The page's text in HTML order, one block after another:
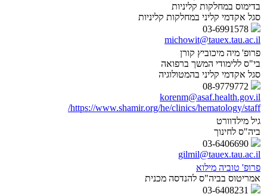
בדימוס במחלקות קליניות
סגל אקדמי קליני במחלקות קליניות
michowit@tauex.tau.ac.il
פרופ' מיה מיכוביץ קורן
בי"ס ללימודי המשך ברפואה
סגל אקדמי קליני בהמטולוגיה
korenm@asaf.health.gov.il
https://www.shamir.org/he/clinics/hematology/staff/
גיל מילדוורט
ביה"ס לחינוך
gilmil@tauex.tau.ac.il
פרופ' טוביה מילוא
אמריטוס בביה"ס להנדסה מכנית